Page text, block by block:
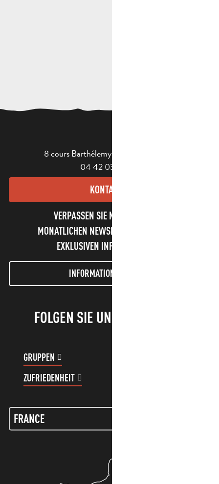
8 cours Barthélemy - 13400 Aubagne
04 42 03 49 98
KONTAKT
VERPASSEN SIE NICHT UNSEREN
MONATLICHEN NEWSLETTER UND UNSERE
EXKLUSIVEN INFORMATIONEN!
INFORMATIONEN LETTER
FOLGEN SIE UNS!
GRUPPEN
ZUFRIEDENHEIT